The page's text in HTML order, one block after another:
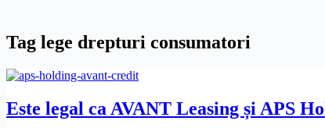
Tag lege drepturi consumatori
Este legal ca AVANT Leasing și APS